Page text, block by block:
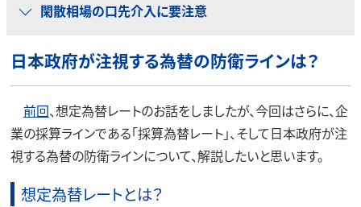
閑散相場の口先介入に要注意
日本政府が注視する為替の防衛ラインは？
前回、想定為替レートのお話をしましたが、今回はさらに、企
業の採算ラインである「採算為替レート」、そして日本政府が注
視する為替の防衛ラインについて、解説したいと思います。
想定為替レートとは？